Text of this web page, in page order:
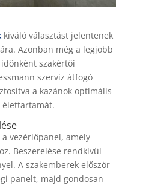
kiváló választást jelentenek
Azonban még a legjobb
szakértői
szerviz átfogó
a kazánok optimális
élettartamát.
vezérlőpanel, amely
Beszerelése rendkívül
A szakemberek először
panelt, majd gondosan